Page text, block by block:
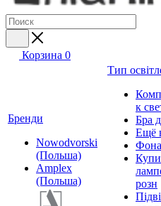
Корзина 0
Бренди
Nowodvorski
(Польша)
Amplex
(Польша)
Тип
к
Бра
Ещё
розн